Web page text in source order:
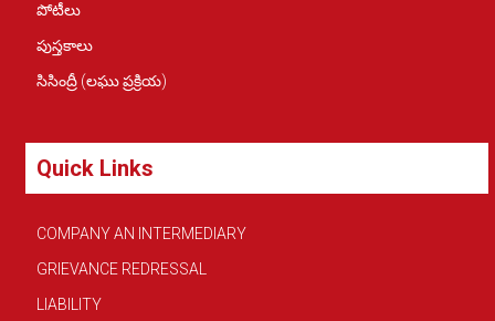
పోటీలు
పుస్తకాలు
సిసింద్రీ (లఘు ప్రక్రియ)
Quick Links
COMPANY AN INTERMEDIARY
GRIEVANCE REDRESSAL
LIABILITY